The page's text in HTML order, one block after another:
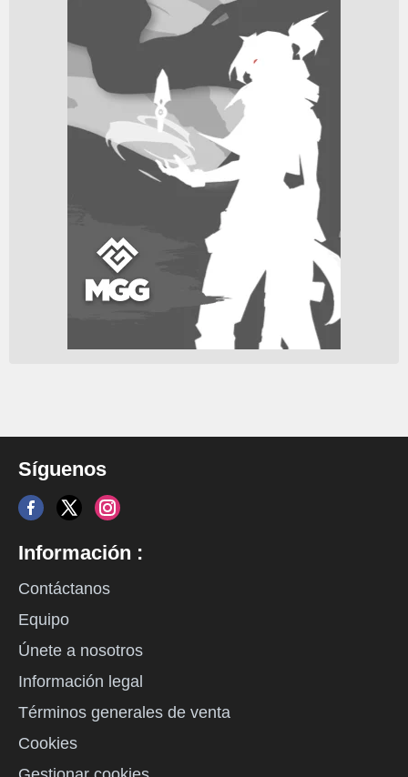
Síguenos
Información :
Contáctanos
Equipo
Únete a nosotros
Información legal
Términos generales de venta
Cookies